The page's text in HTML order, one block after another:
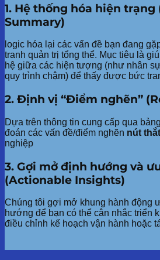
1. Hệ thống hóa hiện trạng
Summary)
logic hóa lại các vấn đề bạn đang
tranh quản trị tổng thể. Mục tiêu là
hệ giữa các hiện tượng (như nhân
quy trình chậm) để thấy được bức
2. Định vị “Điểm nghẽn”
Dựa trên thông tin cung cấp qua
đoán các vấn đề/điểm nghẽn nút thắt
nghiệp
3. Gợi mở định hướng và
(Actionable Insights)
Chúng tôi gợi mở khung hành động
hướng để bạn có thể cân nhắc triển
điều chỉnh kế hoạch vận hành hoặc